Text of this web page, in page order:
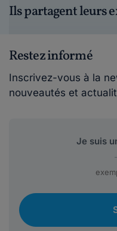
Ils partagent leurs
Restez informé
Inscrivez-vous à la
nouveautés et